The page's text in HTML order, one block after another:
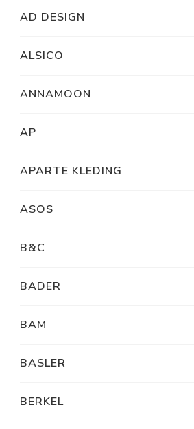
AD DESIGN
ALSICO
ANNAMOON
AP
APARTE KLEDING
ASOS
B&C
BADER
BAM
BASLER
BERKEL